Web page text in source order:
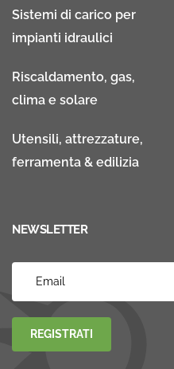
Sistemi di carico per
impianti idraulici
Riscaldamento, gas,
clima e solare
Utensili, attrezzature,
ferramenta & edilizia
NEWSLETTER
REGISTRATI